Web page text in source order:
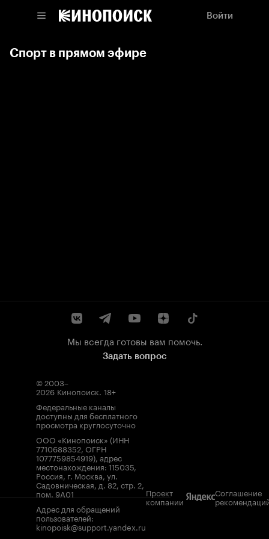
Войти
Спорт в прямом эфире
Мы всегда готовы вам помочь.
Задать вопрос
© 2003–
2026 Кинопоиск. 18+
Федеральные каналы
доступны для бесплатного
просмотра круглосуточно
ООО «Кинопоиск» (ИНН
7710688352, ОГРН
1077759854919), адрес
местонахождения: 115035,
Россия, г. Москва, ул.
Садовническая, д. 82, стр. 2,
пом. 9А01
Адрес для обращений
пользователей:
kinopoisk@support.yandex.ru
Проект
компании
Соглашение